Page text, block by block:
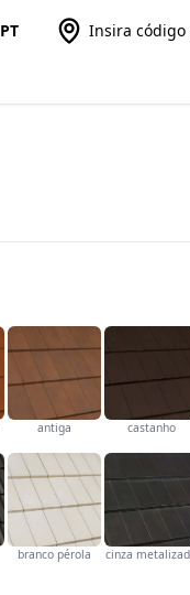
PT Insira código
antiga castanho
branco pérola cinza